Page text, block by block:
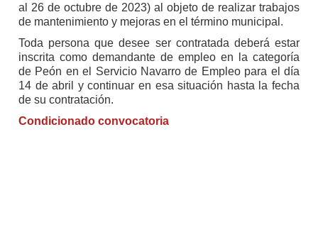
al 26 de octubre de 2023) al objeto de realizar trabajos
de mantenimiento y mejoras en el término municipal.
Toda persona que desee ser contratada deberá estar
inscrita como demandante de empleo en la categoría
de Peón en el Servicio Navarro de Empleo para el día
14 de abril y continuar en esa situación hasta la fecha
de su contratación.
Condicionado convocatoria